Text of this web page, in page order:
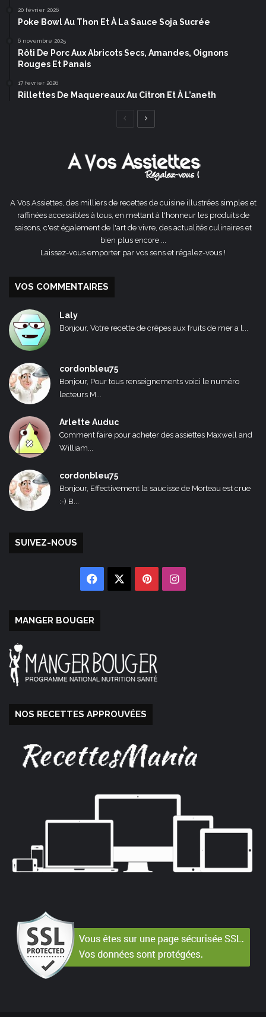
20 février 2026
Poke Bowl Au Thon Et À La Sauce Soja Sucrée
6 novembre 2025
Rôti De Porc Aux Abricots Secs, Amandes, Oignons
Rouges Et Panais
17 février 2026
Rillettes De Maquereaux Au Citron Et À L’aneth
Page
A Vos Assiettes, des milliers de recettes de cuisine illustrées simples et
raffinées accessibles à tous, en mettant à l'honneur les produits de
saisons, c'est également de l'art de vivre, des actualités culinaires et
bien plus encore ...
Laissez-vous emporter par vos sens et régalez-vous !
VOS COMMENTAIRES
Laly
Bonjour, Votre recette de crêpes aux fruits de mer a l...
cordonbleu75
Bonjour, Pour tous renseignements voici le numéro
lecteurs M...
Arlette Auduc
Comment faire pour acheter des assiettes Maxwell and
William...
cordonbleu75
Bonjour, Effectivement la saucisse de Morteau est crue
:-) B...
SUIVEZ-NOUS
Facebook PinterestInstagram
MANGER BOUGER
NOS RECETTES APPROUVÉES